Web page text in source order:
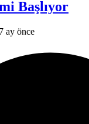
Başlıyor
7 ay önce